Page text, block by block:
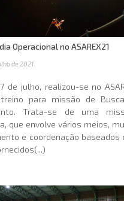
Operacional no ASAREX21
de 2021
de julho, realizou-se no
para missão de
Trata-se de uma
que envolve vários meios,
e coordenação baseados